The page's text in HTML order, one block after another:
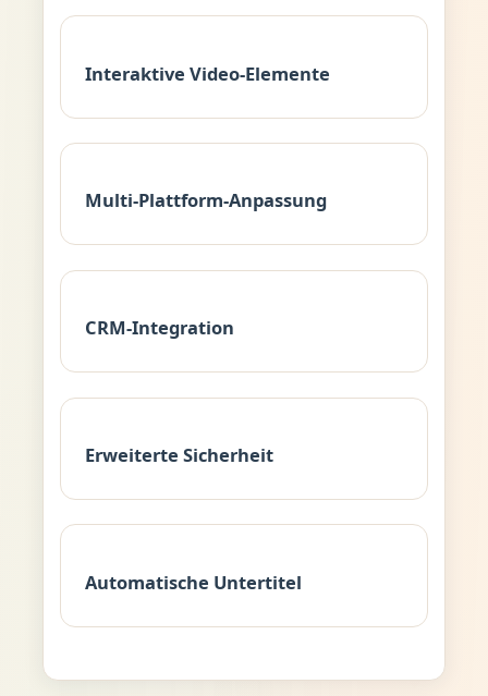
Interaktive Video-Elemente
Multi-Plattform-Anpassung
CRM-Integration
Erweiterte Sicherheit
Automatische Untertitel